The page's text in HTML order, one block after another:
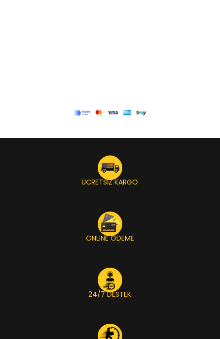
ÜCRETSİZ KARGO
ONLINE ÖDEME
24/7 DESTEK